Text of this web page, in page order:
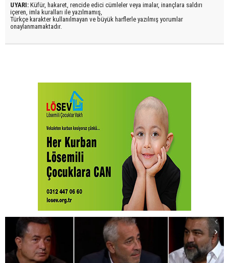
UYARI: Küfür, hakaret, rencide edici cümleler veya imalar, inançlara saldırı
içeren, imla kuralları ile yazılmamış,
Türkçe karakter kullanılmayan ve büyük harflerle yazılmış yorumlar
onaylanmamaktadır.